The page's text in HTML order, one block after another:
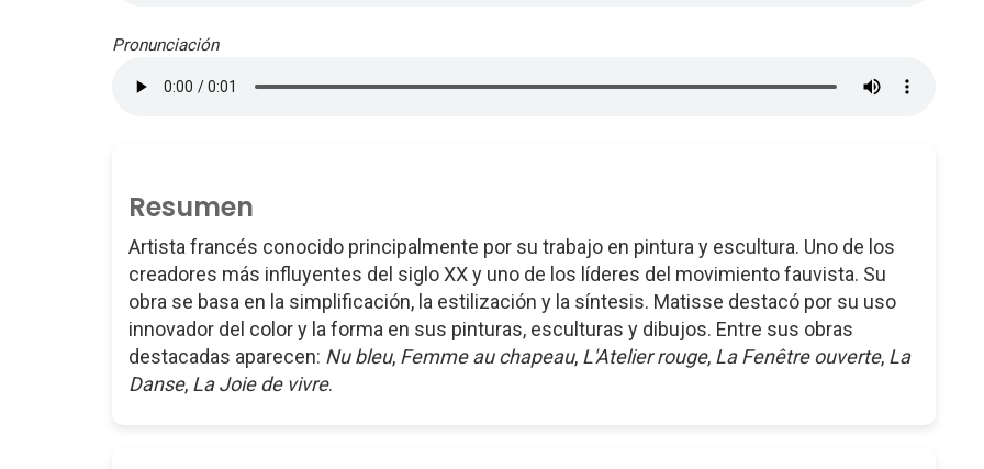
Pronunciación
Resumen
Artista francés conocido principalmente por su trabajo en pintura y escultura. Uno de los
creadores más influyentes del siglo XX y uno de los líderes del movimiento fauvista. Su
obra se basa en la simplificación, la estilización y la síntesis. Matisse destacó por su uso
innovador del color y la forma en sus pinturas, esculturas y dibujos. Entre sus obras
destacadas aparecen: Nu bleu, Femme au chapeau, L'Atelier rouge, La Fenêtre ouverte, La
Danse, La Joie de vivre.